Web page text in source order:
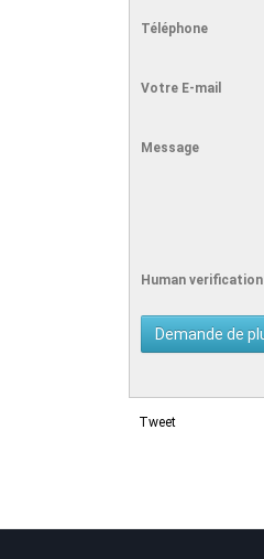
Téléphone
Votre E-mail
Message
Human verification
Tweet